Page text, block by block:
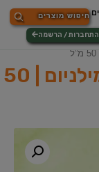
התחברות / הרשמה
שמן אתרי אורן סקוטי | המילניום | 50